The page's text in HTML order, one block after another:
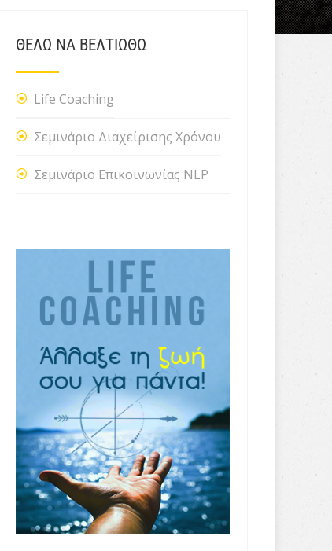
ΘΕΛΩ ΝΑ ΒΕΛΤΙΩΘΩ
Life Coaching
Σεμινάριο Διαχείρισης Χρόνου
Σεμινάριο Επικοινωνίας NLP